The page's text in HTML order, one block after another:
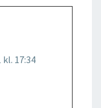
kl. 17:34